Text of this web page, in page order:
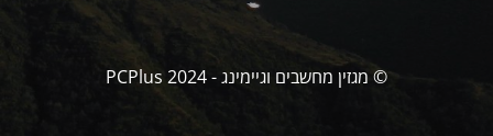
© מגזין מחשבים וגיימינג - PCPlus 2024